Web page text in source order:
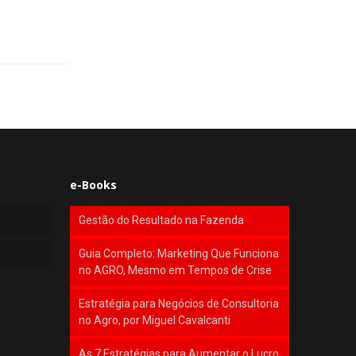
e-Books
Gestão do Resultado na Fazenda
Guia Completo: Marketing Que Funciona
no AGRO, Mesmo em Tempos de Crise
Estratégia para Negócios de Consultoria
no Agro, por Miguel Cavalcanti